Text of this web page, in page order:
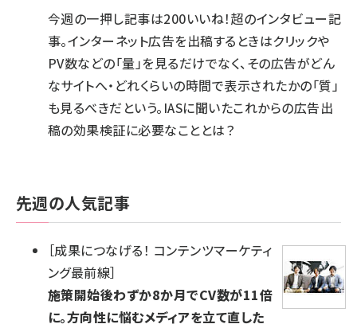
今週の一押し記事は200いいね！超のインタビュー記
事。インターネット広告を出稿するときはクリックや
PV数などの「量」を見るだけでなく、その広告がどん
なサイトへ・どれくらいの時間で表示されたかの「質」
も見るべきだという。IASに聞いたこれからの広告出
稿の効果検証に必要なこととは？
先週の人気記事
［成果につなげる！ コンテンツマーケティ
ング最前線］
施策開始後わずか8か月でCV数が11倍
に。方向性に悩むメディアを立て直した